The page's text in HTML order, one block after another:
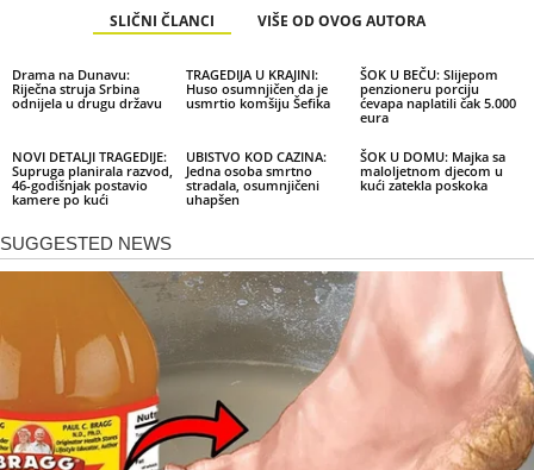
SLIČNI ČLANCI VIŠE OD OVOG AUTORA
Drama na Dunavu:
Riječna struja Srbina
odnijela u drugu državu
TRAGEDIJA U KRAJINI:
Huso osumnjičen da je
usmrtio komšiju Šefika
ŠOK U BEČU: Slijepom
penzioneru porciju
ćevapa naplatili čak 5.000
eura
NOVI DETALJI TRAGEDIJE:
Supruga planirala razvod,
46-godišnjak postavio
kamere po kući
UBISTVO KOD CAZINA:
Jedna osoba smrtno
stradala, osumnjičeni
uhapšen
ŠOK U DOMU: Majka sa
maloljetnom djecom u
kući zatekla poskoka